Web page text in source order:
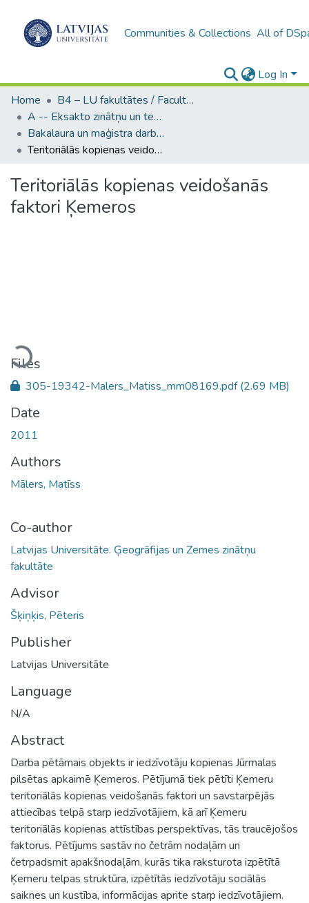
Communities & Collections All of
Log In
Home
B4 – LU fakultātes / Faculties of the UL
A -- Eksakto zinātņu un tehnoloģiju fakultāte / Faculty of Science and Technology
Bakalaura un maģistra darbi (EZTF) / Bachelor's and Master's theses
Teritoriālās kopienas veidošanās faktori Ķemeros
Teritoriālās kopienas veidošanās
faktori Ķemeros
Loading...
Files
305-19342-Malers_Matiss_mm08169.pdf(2.69 MB)
Date
2011
Authors
Mālers, Matīss
Co-author
Latvijas Universitāte. Ģeogrāfijas un Zemes zinātņu
fakultāte
Advisor
Šķiņķis, Pēteris
Publisher
Latvijas Universitāte
Language
N/A
Abstract
Darba pētāmais objekts ir iedzīvotāju kopienas Jūrmalas
pilsētas apkaimē Ķemeros. Pētījumā tiek pētīti Ķemeru
teritoriālās kopienas veidošanās faktori un savstarpējās
attiecības telpā starp iedzīvotājiem, kā arī Ķemeru
teritoriālās kopienas attīstības perspektīvas, tās traucējošos
faktorus. Pētījums sastāv no četrām nodaļām un
četrpadsmit apakšnodaļām, kurās tika raksturota izpētītā
Ķemeru telpas struktūra, izpētītās iedzīvotāju sociālās
saiknes un kustība, informācijas aprite starp iedzīvotājiem.